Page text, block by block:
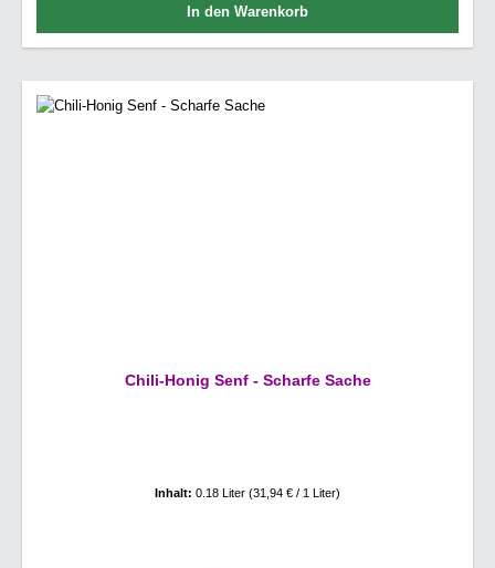
In den Warenkorb
Chili-Honig Senf - Scharfe Sache
Inhalt: 0.18 Liter (31,94 € / 1 Liter)